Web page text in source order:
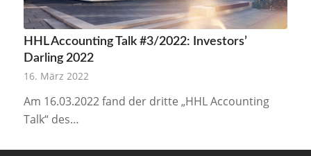
HHL Accounting Talk #3/2022: Investors’
Darling 2022
16. März 2022
Am 16.03.2022 fand der dritte „HHL Accounting
Talk“ des…